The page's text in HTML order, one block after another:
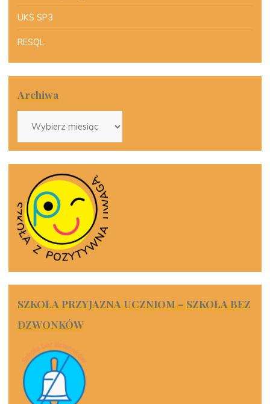
UKS SP3
RESQL
Archiwa
SZKOŁA PRZYJAZNA UCZNIOM – SZKOŁA BEZ
DZWONKÓW